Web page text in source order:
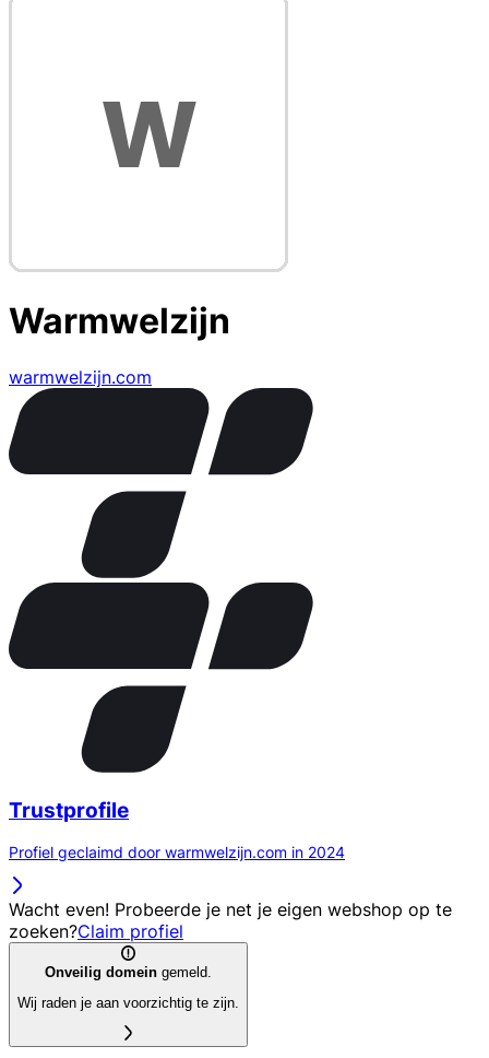
Warmwelzijn
warmwelzijn.com
Trustprofile
Profiel geclaimd door warmwelzijn.com in 2024
Wacht even! Probeerde je net je eigen webshop op te
zoeken?Claim profiel
Onveilig domein gemeld.
Wij raden je aan voorzichtig te zijn.